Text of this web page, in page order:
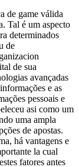
de game válida
Tal é um aspecto
determinados
de
de sua
avançadas
e as
pessoais e
asi como um
uma ampla
de apostas.
há vantagens e
la cual
fatores antes